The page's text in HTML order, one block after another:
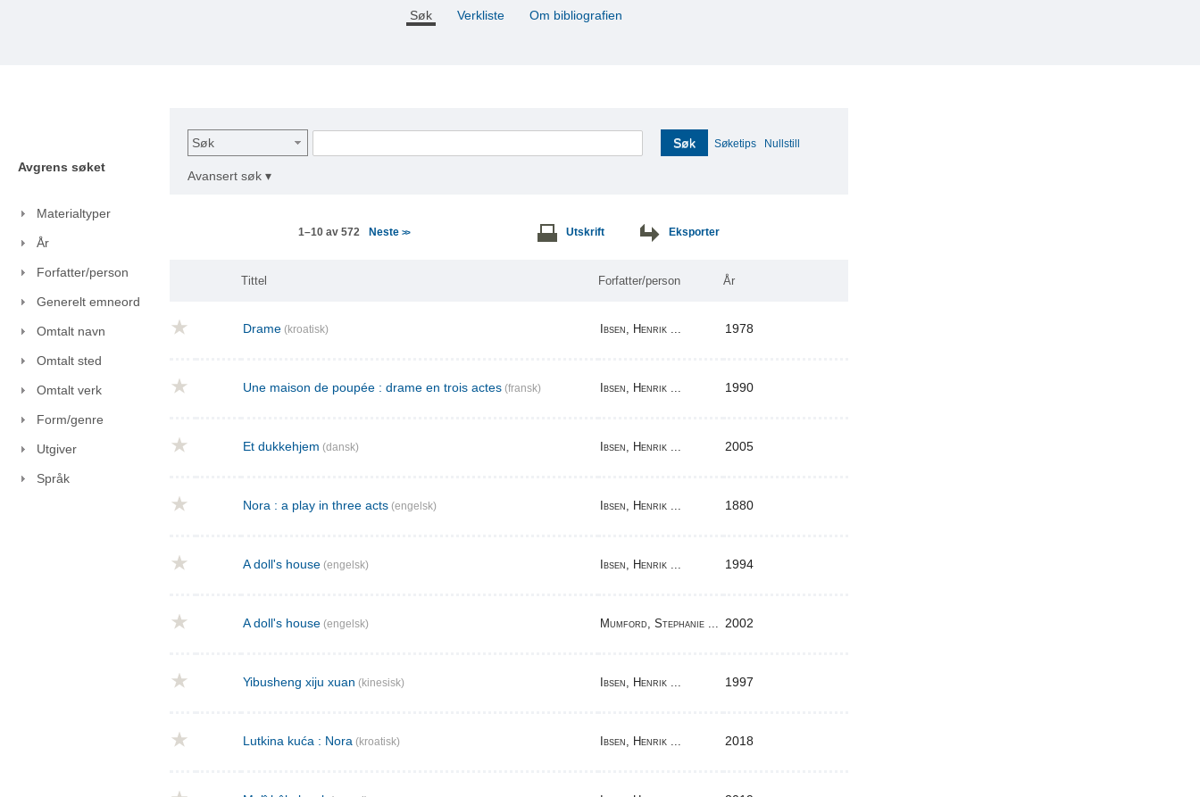
Søk Verkliste Om bibliografien
Avgrens søket
Materialtyper
År
Forfatter/person
Generelt emneord
Omtalt navn
Omtalt sted
Omtalt verk
Form/genre
Utgiver
Språk
Søk Søk Søketips Nullstill
Avansert søk ▾
1–10 av 572 Neste >> Utskrift Eksporter
Tittel Forfatter/person År
Drame (kroatisk) Ibsen, Henrik ... 1978
Une maison de poupée : drame en trois actes (fransk) Ibsen, Henrik ... 1990
Et dukkehjem (dansk) Ibsen, Henrik ... 2005
Nora : a play in three acts (engelsk) Ibsen, Henrik ... 1880
A doll's house (engelsk) Ibsen, Henrik ... 1994
A doll's house (engelsk) Mumford, Stephanie ... 2002
Yibusheng xiju xuan (kinesisk) Ibsen, Henrik ... 1997
Lutkina kuća : Nora (kroatisk) Ibsen, Henrik ... 2018